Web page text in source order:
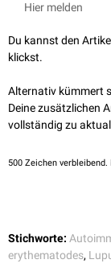
Hier melden
Du kannst den
klickst.
Alternativ kümmert
Deine zusätzlichen
vollständig zu
500 Zeichen
Stichworte:
erythematodes,